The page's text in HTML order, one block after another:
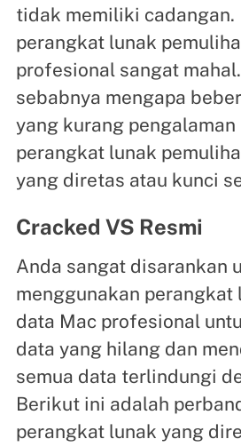
tidak memiliki cadangan.
perangkat lunak
profesional sangat
sebabnya mengapa
yang kurang
perangkat lunak
yang diretas atau kunci
Cracked VS Resmi
Anda sangat disarankan
menggunakan perangkat
data Mac profesional
data yang hilang dan
semua data terlindungi
Berikut ini adalah
perangkat lunak yang